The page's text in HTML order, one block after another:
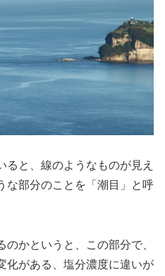
ると、線のようなものが見え
な部分のことを「潮目」と呼
かというと、この部分で、
化がある、塩分濃度に違いが